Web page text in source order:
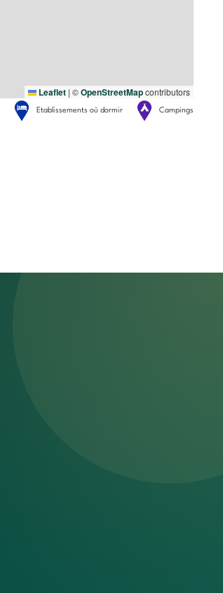
Leaflet | ©OpenStreetMapcontributors
Etablissements où dormir Campings